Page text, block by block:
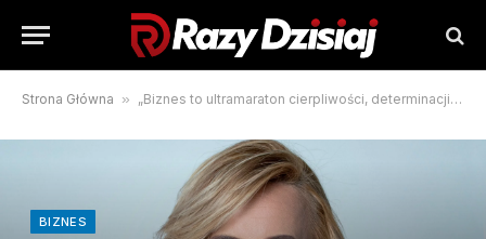
Strona Główna » „Biznes to ultramaraton cierpliwości, determinacji i przemyślanej strategii” – Biznes Wprost
BIZNES